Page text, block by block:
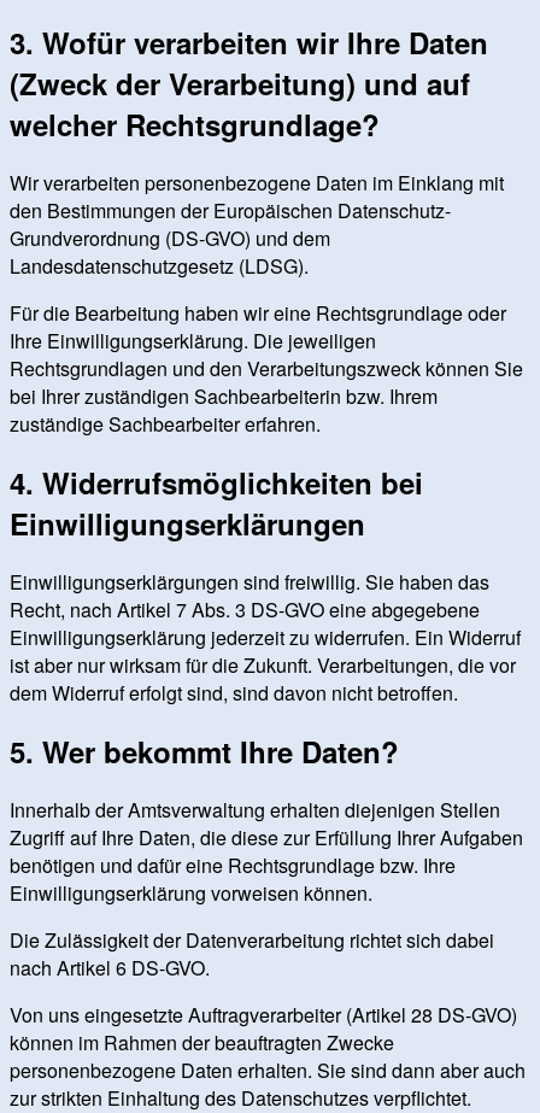
3. Wofür verarbeiten wir Ihre Daten
(Zweck der Verarbeitung) und auf
welcher Rechtsgrundlage?
Wir verarbeiten personenbezogene Daten im Einklang mit
den Bestimmungen der Europäischen Datenschutz-
Grundverordnung (DS-GVO) und dem
Landesdatenschutzgesetz (LDSG).
Für die Bearbeitung haben wir eine Rechtsgrundlage oder
Ihre Einwilligungserklärung. Die jeweiligen
Rechtsgrundlagen und den Verarbeitungszweck können Sie
bei Ihrer zuständigen Sachbearbeiterin bzw. Ihrem
zuständige Sachbearbeiter erfahren.
4. Widerrufsmöglichkeiten bei
Einwilligungserklärungen
Einwilligungserklärgungen sind freiwillig. Sie haben das
Recht, nach Artikel 7 Abs. 3 DS-GVO eine abgegebene
Einwilligungserklärung jederzeit zu widerrufen. Ein Widerruf
ist aber nur wirksam für die Zukunft. Verarbeitungen, die vor
dem Widerruf erfolgt sind, sind davon nicht betroffen.
5. Wer bekommt Ihre Daten?
Innerhalb der Amtsverwaltung erhalten diejenigen Stellen
Zugriff auf Ihre Daten, die diese zur Erfüllung Ihrer Aufgaben
benötigen und dafür eine Rechtsgrundlage bzw. Ihre
Einwilligungserklärung vorweisen können.
Die Zulässigkeit der Datenverarbeitung richtet sich dabei
nach Artikel 6 DS-GVO.
Von uns eingesetzte Auftragverarbeiter (Artikel 28 DS-GVO)
können im Rahmen der beauftragten Zwecke
personenbezogene Daten erhalten. Sie sind dann aber auch
zur strikten Einhaltung des Datenschutzes verpflichtet.